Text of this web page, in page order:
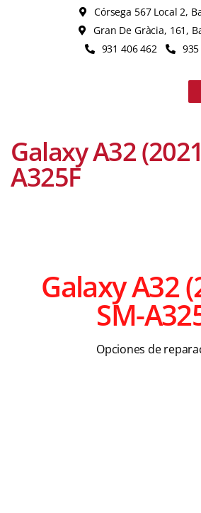
Córsega 567 Local 2,
Gran De Gràcia, 161,
931 406 462
iPhone
iPad
Galaxy A32
A325F
Galaxy A32
SM-
Opciones de